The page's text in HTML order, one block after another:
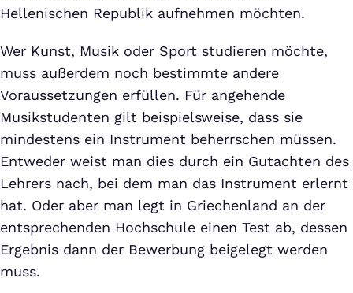
Hellenischen Republik aufnehmen möchten.
Wer Kunst, Musik oder Sport studieren möchte,
muss außerdem noch bestimmte andere
Voraussetzungen erfüllen. Für angehende
Musikstudenten gilt beispielsweise, dass sie
mindestens ein Instrument beherrschen müssen.
Entweder weist man dies durch ein Gutachten des
Lehrers nach, bei dem man das Instrument erlernt
hat. Oder aber man legt in Griechenland an der
entsprechenden Hochschule einen Test ab, dessen
Ergebnis dann der Bewerbung beigelegt werden
muss.